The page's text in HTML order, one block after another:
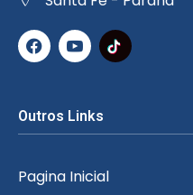
Outros Links
Pagina Inicial